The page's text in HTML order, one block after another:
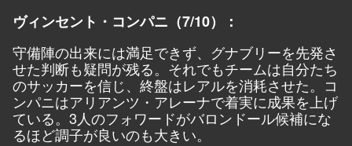
ヴィンセント・コンパニ（7/10）：
守備陣の出来には満足できず、グナブリーを先発さ
せた判断も疑問が残る。それでもチームは自分たち
のサッカーを信じ、終盤はレアルを消耗させた。コ
ンパニはアリアンツ・アレーナで着実に成果を上げ
ている。3人のフォワードがバロンドール候補にな
るほど調子が良いのも大きい。